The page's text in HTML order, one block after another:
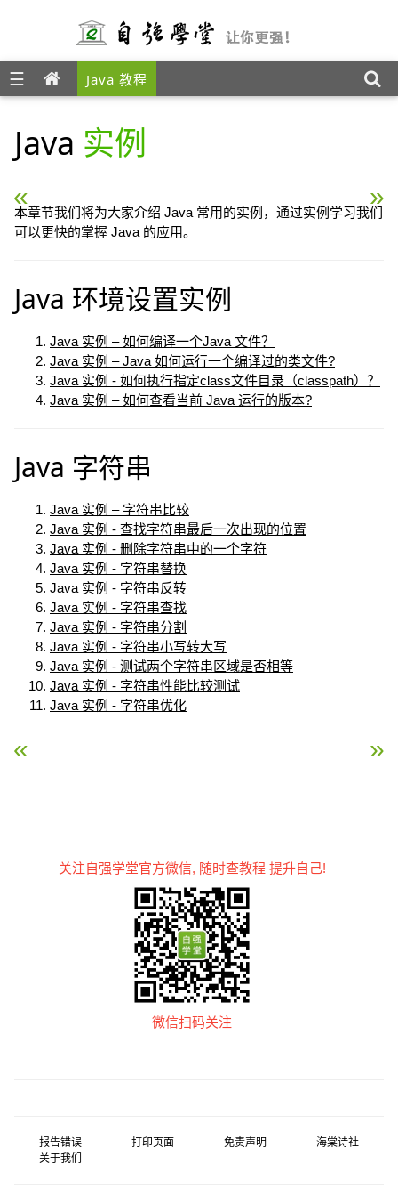
☰ Java 教程
Java 实例
« Java 实例 – 字符串比较 Java 实例 – 查找字符
本章节我们将为大家介绍 Java 常用的实例，通过实例学习我们
可以更快的掌握 Java 的应用。
Java 环境设置实例
Java 实例 – 如何编译一个Java 文件？
Java 实例 – Java 如何运行一个编译过的类文件?
Java 实例 - 如何执行指定class文件目录（classpath）？
Java 实例 – 如何查看当前 Java 运行的版本?
Java 字符串
Java 实例 – 字符串比较
Java 实例 - 查找字符串最后一次出现的位置
Java 实例 - 删除字符串中的一个字符
Java 实例 - 字符串替换
Java 实例 - 字符串反转
Java 实例 - 字符串查找
Java 实例 - 字符串分割
Java 实例 - 字符串小写转大写
Java 实例 - 测试两个字符串区域是否相等
Java 实例 - 字符串性能比较测试
Java 实例 - 字符串优化
« Java 实例 – 字符串比较 Java 实例 – 查找字符
关注自强学堂官方微信, 随时查教程 提升自己!
微信扫码关注
报告错误 打印页面 免责声明
海棠诗社
关于我们